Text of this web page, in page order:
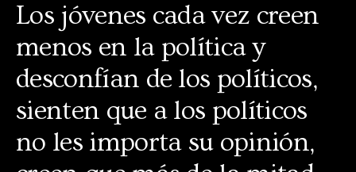
Los jóvenes cada vez creen
menos en la política y
desconfían de los políticos,
sienten que a los políticos
no les importa su opinión,